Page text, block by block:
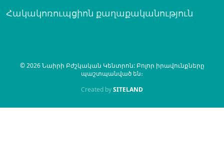
Հակակոռուպցիոն քաղաքականություն
© 2026 Նաիրի Բժշկական Կենտրոն: Բոլոր իրավունքները
պաշտպանված են։
Created bySITELAND